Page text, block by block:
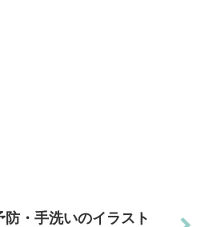
防・手洗いのイラスト